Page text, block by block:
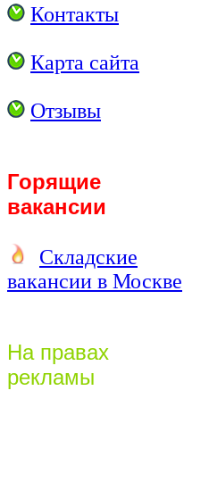
Контакты
Карта сайта
Отзывы
Горящие
вакансии
Складские
вакансии в Москве
На правах
рекламы